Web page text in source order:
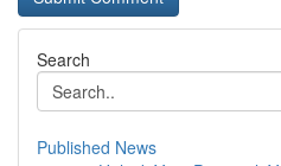
Search
Published News